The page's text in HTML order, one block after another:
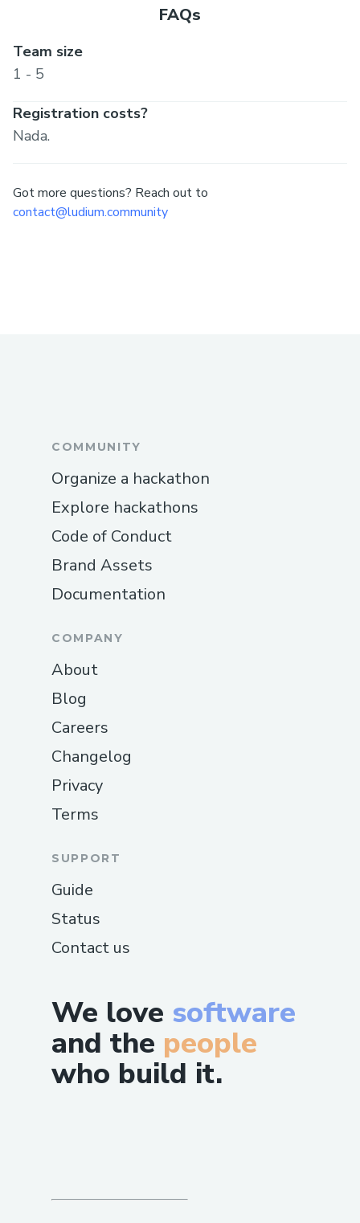
FAQs
Team size
1 - 5
Registration costs?
Nada.
Got more questions? Reach out to
contact@ludium.community
We love software
and the people
who build it.
COMMUNITY
Organize a hackathon
Explore hackathons
Code of Conduct
Brand Assets
Documentation
COMPANY
About
Blog
Careers
Changelog
Privacy
Terms
SUPPORT
Guide
Status
Contact us